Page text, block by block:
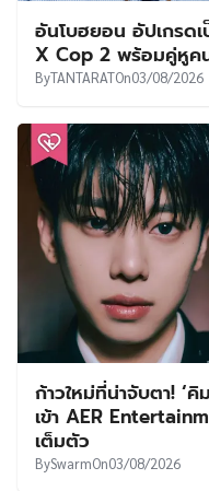
อันโบฮยอน อัปเกรด
X Cop 2 พร้อมคู่หูค
ByTANTARATOn03/08/2026
ก้าวใหม่ที่น่าจับตา!
เข้า AER
เต็มตัว
BySwarmOn03/08/2026